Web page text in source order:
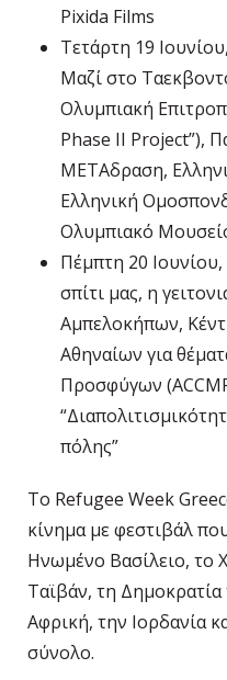
Pixida Films
Τετάρτη 19
Μαζί στο
Ολυμπιακή
Phase II Project”),
ΜΕΤΑδραση,
Ελληνική
Ολυμπιακό
Πέμπτη 20
σπίτι μας, η
Αμπελοκήπων,
Αθηναίων για
Προσφύγων
πόλης”
To Refugee Week
κίνημα με φεστιβάλ
Ηνωμένο Βασίλειο, το
Ταϊβάν, τη Δημοκρατία
Αφρική, την Ιορδανία
σύνολο.